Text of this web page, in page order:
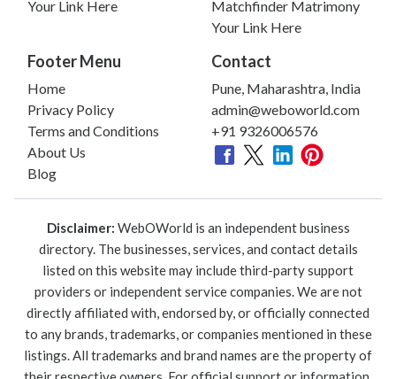
Your Link Here
Matchfinder Matrimony
Your Link Here
Footer Menu
Home
Privacy Policy
Terms and Conditions
About Us
Blog
Contact
Pune, Maharashtra, India
admin@weboworld.com
+91 9326006576
Disclaimer: WebOWorld is an independent business
directory. The businesses, services, and contact details
listed on this website may include third-party support
providers or independent service companies. We are not
directly affiliated with, endorsed by, or officially connected
to any brands, trademarks, or companies mentioned in these
listings. All trademarks and brand names are the property of